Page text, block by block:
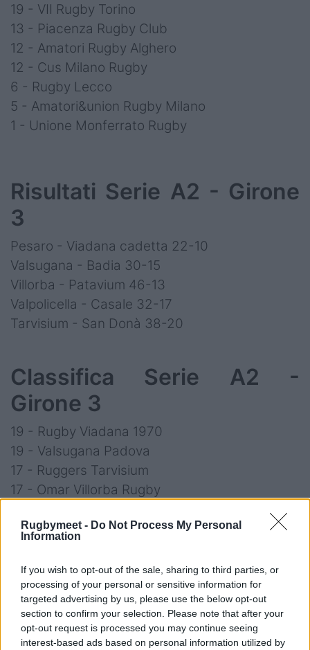
Rugbymeet - Do Not Process My Personal
Information
If you wish to opt-out of the sale, sharing to third parties, or
processing of your personal or sensitive information for
targeted advertising by us, please use the below opt-out
section to confirm your selection. Please note that after your
opt-out request is processed you may continue seeing
interest-based ads based on personal information utilized by
19 - VII Rugby Torino
13 - Piacenza Rugby Club
12 - Amatori Rugby Alghero
12 - Cus Milano Rugby
6 - Rugby Lecco
5 - Amatori&union Rugby Milano
1 - Unione Monferrato Rugby
Risultati Serie A2 - Girone
3
Pesaro - Viadana cadetta 22-10
Valsugana - Badia 30-15
Villorba - Patavium 46-13
Valpolicella - Casale 32-17
Tarvisium - San Donà 38-20
Classifica Serie A2 -
Girone 3
19 - Rugby Viadana 1970
19 - Valsugana Padova
17 - Ruggers Tarvisium
17 - Omar Villorba Rugby
15 - Valpolicella Rugby
10 - Rugby Casale
6 - Rugby Badia
3 - Patavium Rugby Union